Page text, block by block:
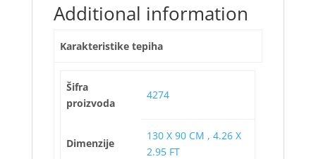
Additional information
Karakteristike tepiha
Šifra
proizvoda
4274
Dimenzije
130 X 90 CM , 4.26 X
2.95 FT